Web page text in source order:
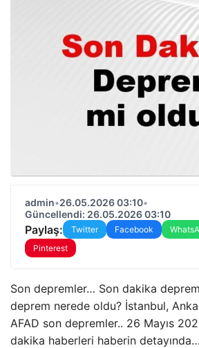
admin•26.05.2026 03:10•
Güncellendi: 26.05.2026 03:10
Paylaş: Twitter Facebook
Pinterest
Son depremler… Son dakika
deprem nerede oldu? İstanbul,
AFAD son depremler.. 26 Mayıs
dakika haberleri haberin